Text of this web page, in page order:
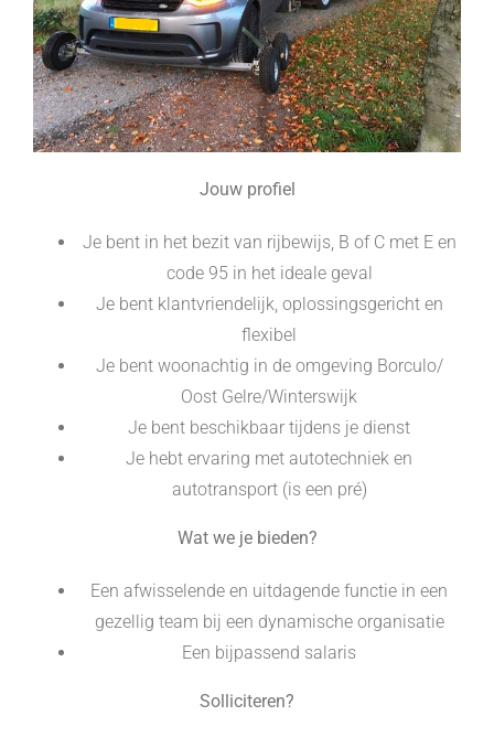
Jouw profiel
Je bent in het bezit van rijbewijs, B of C met E en
code 95 in het ideale geval
Je bent klantvriendelijk, oplossingsgericht en
flexibel
Je bent woonachtig in de omgeving Borculo/
Oost Gelre/Winterswijk
Je bent beschikbaar tijdens je dienst
Je hebt ervaring met autotechniek en
autotransport (is een pré)
Wat we je bieden?
Een afwisselende en uitdagende functie in een
gezellig team bij een dynamische organisatie
Een bijpassend salaris
Solliciteren?